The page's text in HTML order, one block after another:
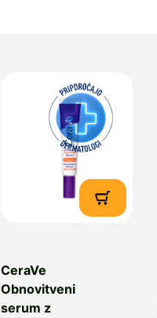
CeraVe
Obnovitveni
serum z